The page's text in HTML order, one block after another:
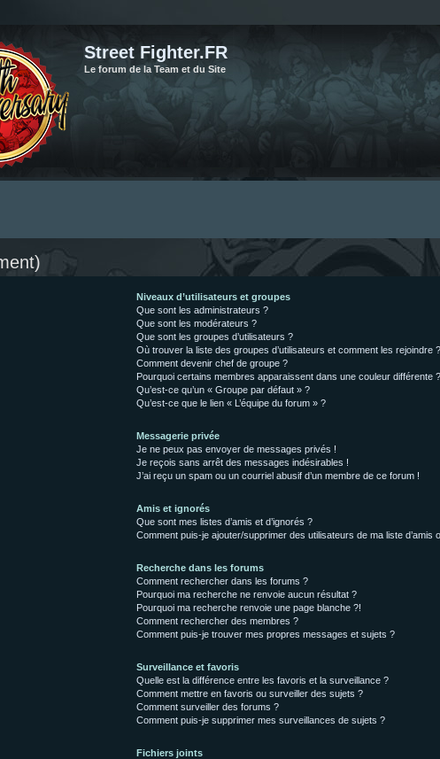
Street Fighter.FR
Le forum de la Team et du Site
Niveaux d’utilisateurs et groupes
Que sont les administrateurs ?
Que sont les modérateurs ?
Que sont les groupes d’utilisateurs ?
Où trouver la liste des groupes d’utilisateurs et comment les rejoindre ?
Comment devenir chef de groupe ?
Pourquoi certains membres apparaissent dans une couleur différente ?
Qu’est-ce qu’un « Groupe par défaut » ?
Qu’est-ce que le lien « L’équipe du forum » ?
Messagerie privée
Je ne peux pas envoyer de messages privés !
Je reçois sans arrêt des messages indésirables !
J’ai reçu un spam ou un courriel abusif d’un membre de ce forum !
Amis et ignorés
Que sont mes listes d’amis et d’ignorés ?
Comment puis-je ajouter/supprimer des utilisateurs de ma liste d’amis
Recherche dans les forums
Comment rechercher dans les forums ?
Pourquoi ma recherche ne renvoie aucun résultat ?
Pourquoi ma recherche renvoie une page blanche ?!
Comment rechercher des membres ?
Comment puis-je trouver mes propres messages et sujets ?
Surveillance et favoris
Quelle est la différence entre les favoris et la surveillance ?
Comment mettre en favoris ou surveiller des sujets ?
Comment surveiller des forums ?
Comment puis-je supprimer mes surveillances de sujets ?
Fichiers joints